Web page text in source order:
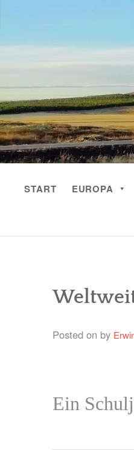
content
START EUROPA
Posted on by
Ein